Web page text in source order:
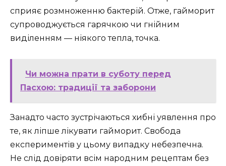
сприяє розмноженню бактерій. Отже, гайморит
супроводжується гарячкою чи гнійним
виділенням — ніякого тепла, точка.
Чи можна прати в суботу перед
Пасхою: традиції та заборони
Занадто часто зустрічаються хибні уявлення про
те, як ліпше лікувати гайморит. Свобода
експериментів у цьому випадку небезпечна.
Не слід довіряти всім народним рецептам без